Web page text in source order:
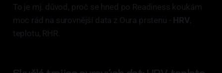
To je mj. důvod, proč se hned po Readiness koukám
moc rád na surovnější data z Oura prstenu - HRV,
teplotu, RHR.